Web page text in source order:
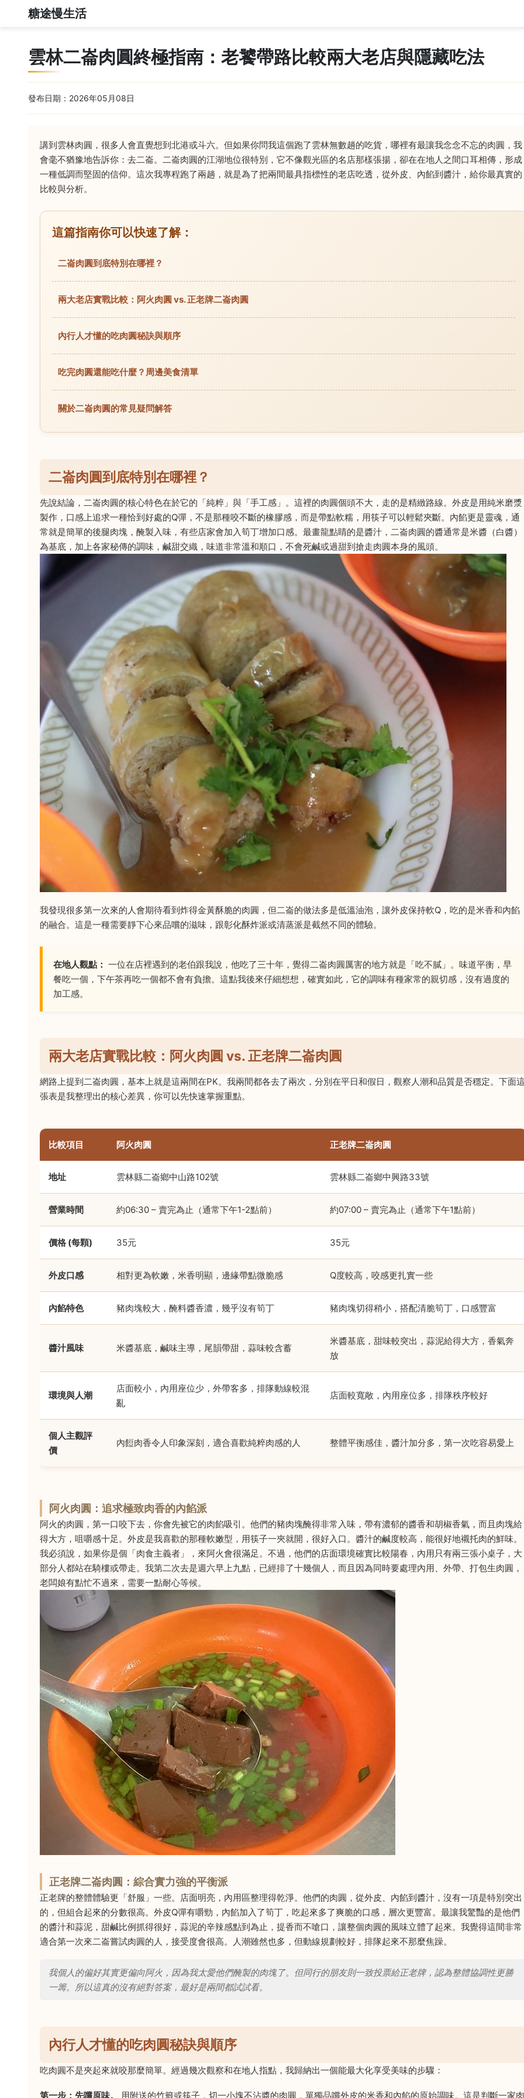
糖途慢生活
雲林二崙肉圓終極指南：老饕帶路比較兩大老店與隱藏吃法
發布日期：2026年05月08日
講到雲林肉圓，很多人會直覺想到北港或斗六。但如果你問我這個跑了雲林無數趟的吃貨，哪裡有最讓我念念不忘的肉圓，我
會毫不猶豫地告訴你：去二崙。二崙肉圓的江湖地位很特別，它不像觀光區的名店那樣張揚，卻在在地人之間口耳相傳，形成
一種低調而堅固的信仰。這次我專程跑了兩趟，就是為了把兩間最具指標性的老店吃透，從外皮、內餡到醬汁，給你最真實的
比較與分析。
這篇指南你可以快速了解：
二崙肉圓到底特別在哪裡？
兩大老店實戰比較：阿火肉圓 vs. 正老牌二崙肉圓
內行人才懂的吃肉圓秘訣與順序
吃完肉圓還能吃什麼？周邊美食清單
關於二崙肉圓的常見疑問解答
二崙肉圓到底特別在哪裡？
先說結論，二崙肉圓的核心特色在於它的「純粹」與「手工感」。這裡的肉圓個頭不大，走的是精緻路線。外皮是用純米磨漿
製作，口感上追求一種恰到好處的Q彈，不是那種咬不斷的橡膠感，而是帶點軟糯，用筷子可以輕鬆夾斷。內餡更是靈魂，通
常就是簡單的後腿肉塊，醃製入味，有些店家會加入筍丁增加口感。最畫龍點睛的是醬汁，二崙肉圓的醬通常是米醬（白醬）
為基底，加上各家秘傳的調味，鹹甜交織，味道非常溫和順口，不會死鹹或過甜到搶走肉圓本身的風頭。
我發現很多第一次來的人會期待看到炸得金黃酥脆的肉圓，但二崙的做法多是低溫油泡，讓外皮保持軟Q，吃的是米香和內餡
的融合。這是一種需要靜下心來品嚐的滋味，跟彰化酥炸派或清蒸派是截然不同的體驗。
在地人觀點： 一位在店裡遇到的老伯跟我說，他吃了三十年，覺得二崙肉圓厲害的地方就是「吃不膩」。味道平衡，早
餐吃一個，下午茶再吃一個都不會有負擔。這點我後來仔細想想，確實如此，它的調味有種家常的親切感，沒有過度的
加工感。
兩大老店實戰比較：阿火肉圓 vs. 正老牌二崙肉圓
網路上提到二崙肉圓，基本上就是這兩間在PK。我兩間都各去了兩次，分別在平日和假日，觀察人潮和品質是否穩定。下面
張表是我整理出的核心差異，你可以先快速掌握重點。
比較項目 阿火肉圓 正老牌二崙肉圓
地址 雲林縣二崙鄉中山路102號 雲林縣二崙鄉中興路33號
營業時間 約06:30 – 賣完為止（通常下午1-2點前） 約07:00 – 賣完為止（通常下午1點前）
價格 (每顆) 35元 35元
外皮口感 相對更為軟嫩，米香明顯，邊緣帶點微脆感 Q度較高，咬感更扎實一些
內餡特色 豬肉塊較大，醃料醬香濃，幾乎沒有筍丁 豬肉塊切得稍小，搭配清脆筍丁，口感豐富
醬汁風味 米醬基底，鹹味主導，尾韻帶甜，蒜味較含蓄
米醬基底，甜味較突出，蒜泥給得大方，香氣奔
放
環境與人潮
店面較小，內用座位少，外帶客多，排隊動線較混
亂
店面較寬敞，內用座位多，排隊秩序較好
個人主觀評
價
內餖肉香令人印象深刻，適合喜歡純粹肉感的人 整體平衡感佳，醬汁加分多，第一次吃容易愛上
阿火肉圓：追求極致肉香的內餡派
阿火的肉圓，第一口咬下去，你會先被它的肉餡吸引。他們的豬肉塊醃得非常入味，帶有濃郁的醬香和胡椒香氣，而且肉塊給
得大方，咀嚼感十足。外皮是我喜歡的那種軟嫩型，用筷子一夾就開，很好入口。醬汁的鹹度較高，能很好地襯托肉的鮮味。
我必須說，如果你是個「肉食主義者」，來阿火會很滿足。不過，他們的店面環境確實比較陽春，內用只有兩三張小桌子，大
部分人都站在騎樓或帶走。我第二次去是週六早上九點，已經排了十幾個人，而且因為同時要處理內用、外帶、打包生肉圓，
老闆娘有點忙不過來，需要一點耐心等候。
正老牌二崙肉圓：綜合實力強的平衡派
正老牌的整體體驗更「舒服」一些。店面明亮，內用區整理得乾淨。他們的肉圓，從外皮、內餡到醬汁，沒有一項是特別突出
的，但組合起來的分數很高。外皮Q彈有嚼勁，內餡加入了筍丁，吃起來多了爽脆的口感，層次更豐富。最讓我驚豔的是他們
的醬汁和蒜泥，甜鹹比例抓得很好，蒜泥的辛辣感點到為止，提香而不嗆口，讓整個肉圓的風味立體了起來。我覺得這間非常
適合第一次來二崙嘗試肉圓的人，接受度會很高。人潮雖然也多，但動線規劃較好，排隊起來不那麼焦躁。
我個人的偏好其實更偏向阿火，因為我太愛他們醃製的肉塊了。但同行的朋友則一致投票給正老牌，認為整體協調性更勝
一籌。所以這真的沒有絕對答案，最好是兩間都試試看。
內行人才懂的吃肉圓秘訣與順序
吃肉圓不是夾起來就咬那麼簡單。經過幾次觀察和在地人指點，我歸納出一個能最大化享受美味的步驟：
第一步：先嚐原味。 用附送的竹籤或筷子，切一小塊不沾醬的肉圓，單獨品嚐外皮的米香和內餡的原始調味。這是判斷一家肉